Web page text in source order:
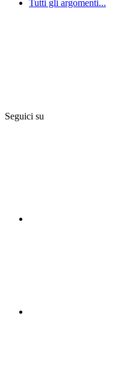
Tutti gli argomenti...
Seguici su